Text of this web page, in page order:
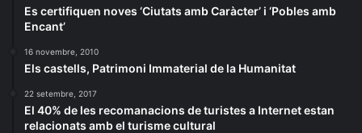
Es certifiquen noves ‘Ciutats amb Caràcter’ i ‘Pobles amb
Encant’
16 novembre, 2010
Els castells, Patrimoni Immaterial de la Humanitat
22 setembre, 2017
El 40% de les recomanacions de turistes a Internet estan
relacionats amb el turisme cultural